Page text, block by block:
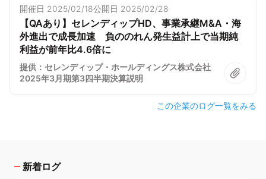
開催日 2025/02/18公開日 2025/02/28
【QAあり】セレンディップHD、事業承継M&A・海
外進出で成長加速 負ののれん発生益計上で当期純
利益が前年比4.6倍に
提供：セレンディップ・ホールディングス株式会社
2025年3月期第3四半期決算説明
この企業のログ一覧をみる
新着ログ